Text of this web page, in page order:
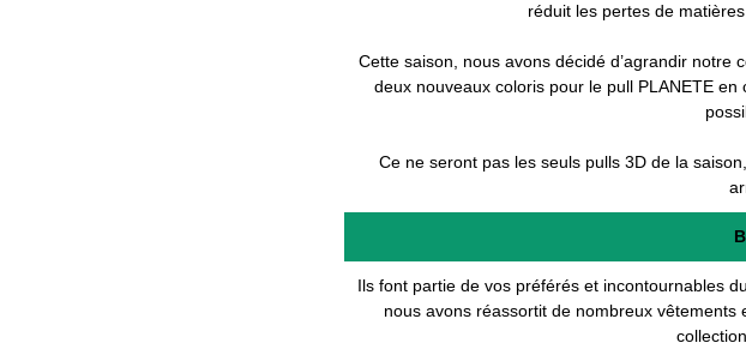
réduit les pertes de
Cette saison, nous avons décidé d’agrandir notre
deux nouveaux coloris pour le pull PLANETE
Ce ne seront pas les seuls pulls 3D de la
Ils font partie de vos préférés et incontournables
nous avons réassortit de nombreux